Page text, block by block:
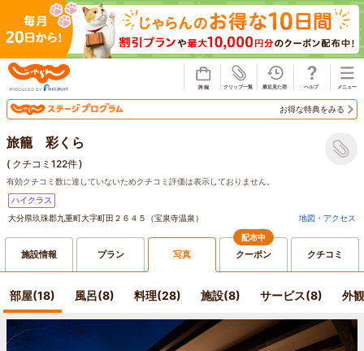
お得な特典をみる
旅籠 彩くら
( クチコミ122件)
有効クチコミ数に達していないためクチコミ評価は表示しておりません。
ハイクラス
大分県玖珠郡九重町大字町田２６４５（宝泉寺温泉）
地図・アクセス
施設情報 プラン 写真
配布中
クーポン クチコミ
部屋(18) 風呂(8) 料理(28) 施設(8) サービス(8) 外